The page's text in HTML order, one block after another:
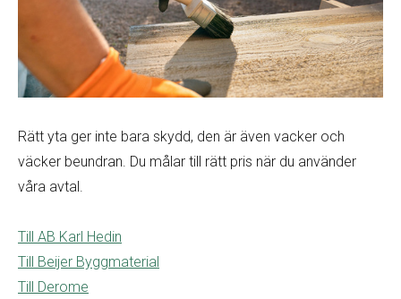
Rätt yta ger inte bara skydd, den är även vacker och
väcker beundran. Du målar till rätt pris när du använder
våra avtal.
Till AB Karl Hedin
Till Beijer Byggmaterial
Till Derome